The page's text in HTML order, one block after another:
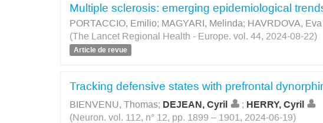
Multiple sclerosis: emerging epidemiological
PORTACCIO, Emilio; MAGYARI, Melinda; HAVRDOVA,
(The Lancet Regional Health - Europe. vol. 44, 2024-08-22)
Article de revue
Tracking defensive states with prefrontal
BIENVENU, Thomas; DEJEAN, Cyril ; HERRY, Cyril
(Neuron. vol. 112, n° 12, pp. 1899 – 1901, 2024-06-19)